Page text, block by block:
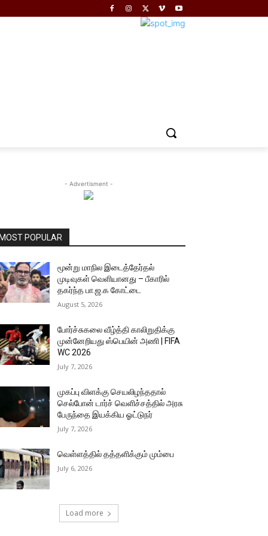
- Advertisment -
MOST POPULAR
மூன்று மாநில இடைத்தேர்தல்
முடிவுகள் வெளியானது – பீகாரில்
தகர்ந்த பா.ஜ.க கோட்டை
August 5, 2026
போர்ச்சுகலை வீழ்த்தி காலிறுதிக்கு
முன்னேறியது ஸ்பெயின் அணி | FIFA
WC 2026
July 7, 2026
முகப்பு விளக்கு செயலிழந்ததால்
செல்போன் டார்ச் வெளிச்சத்தில் அரசு
பேருந்தை இயக்கிய ஓட்டுநர்
July 7, 2026
வெள்ளத்தில் தத்தளிக்கும் மும்பை
July 6, 2026
Load more